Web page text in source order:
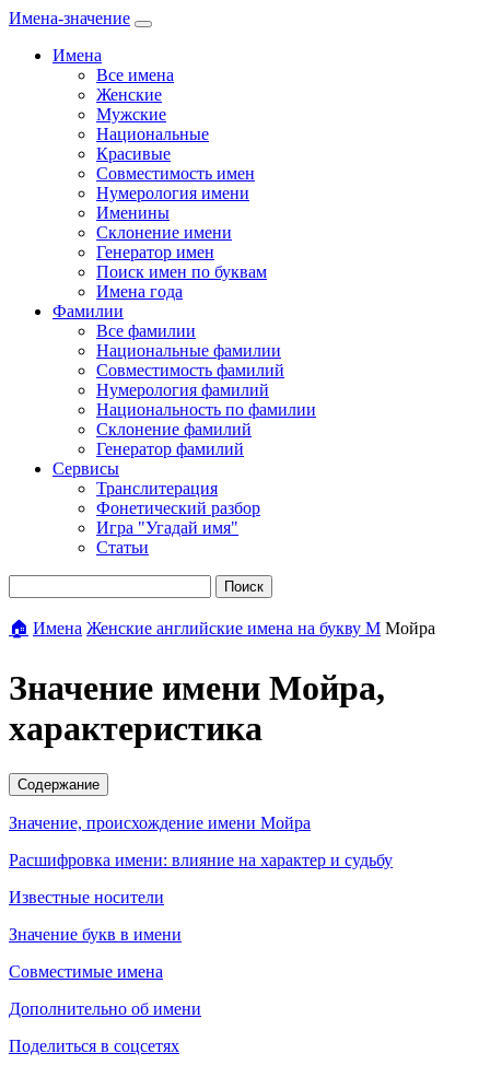
Имена-значение
Имена
Все имена
Женские
Мужские
Национальные
Красивые
Совместимость имен
Нумерология имени
Именины
Склонение имени
Генератор имен
Поиск имен по буквам
Имена года
Фамилии
Все фамилии
Национальные фамилии
Совместимость фамилий
Нумерология фамилий
Национальность по фамилии
Склонение фамилий
Генератор фамилий
Сервисы
Транслитерация
Фонетический разбор
Игра "Угадай имя"
Статьи
Поиск
🏠 Имена Женские английские имена на букву М Мойра
Значение имени Мойра,
характеристика
Содержание
Значение, происхождение имени Мойра
Расшифровка имени: влияние на характер и судьбу
Известные носители
Значение букв в имени
Совместимые имена
Дополнительно об имени
Поделиться в соцсетях